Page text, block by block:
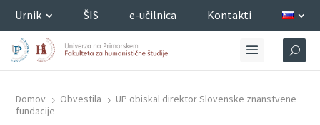
Urnik ŠIS e-učilnica Kontakti
Domov 5 Obvestila 5 UP obiskal direktor Slovenske znanstvene
fundacije